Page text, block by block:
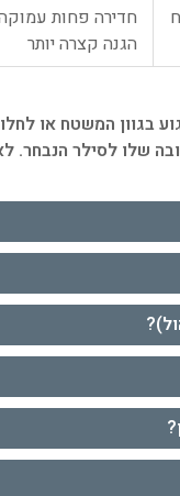
חדירה פחות
הגנה קצרה יותר
בגוון המשטח או
שלו לסילר הנבחר.